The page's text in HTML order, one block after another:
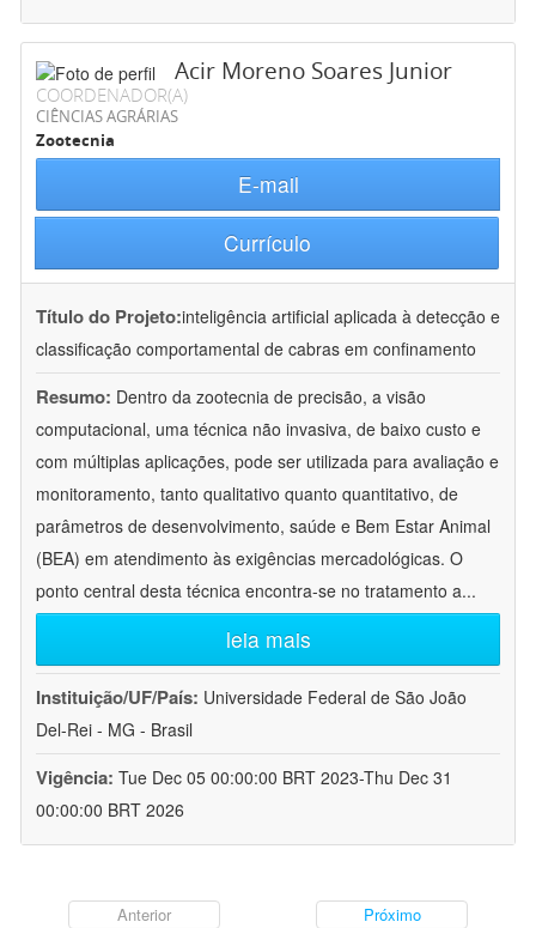
Acir Moreno Soares Junior
COORDENADOR(A)
CIÊNCIAS AGRÁRIAS
Zootecnia
E-mail
Currículo
Título do Projeto:inteligência artificial aplicada à detecção e
classificação comportamental de cabras em confinamento
Resumo: Dentro da zootecnia de precisão, a visão
computacional, uma técnica não invasiva, de baixo custo e
com múltiplas aplicações, pode ser utilizada para avaliação e
monitoramento, tanto qualitativo quanto quantitativo, de
parâmetros de desenvolvimento, saúde e Bem Estar Animal
(BEA) em atendimento às exigências mercadológicas. O
ponto central desta técnica encontra-se no tratamento a...
leia mais
Instituição/UF/País: Universidade Federal de São João
Del-Rei - MG - Brasil
Vigência: Tue Dec 05 00:00:00 BRT 2023-Thu Dec 31
00:00:00 BRT 2026
Anterior Próximo